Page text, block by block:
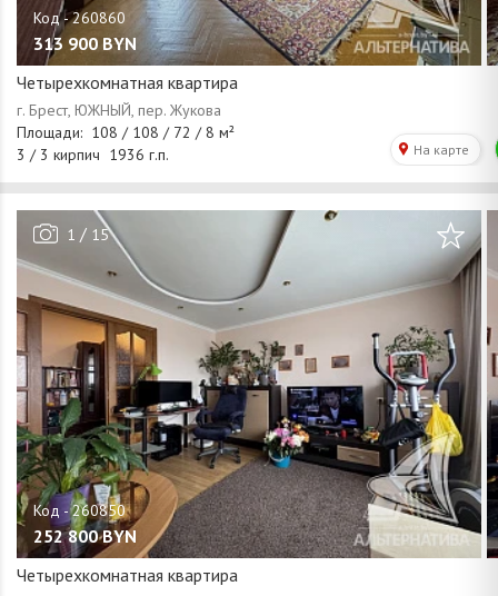
313 900 BYN
Четырехкомнатная квартира
1 / 15
252 800 BYN
Четырехкомнатная квартира